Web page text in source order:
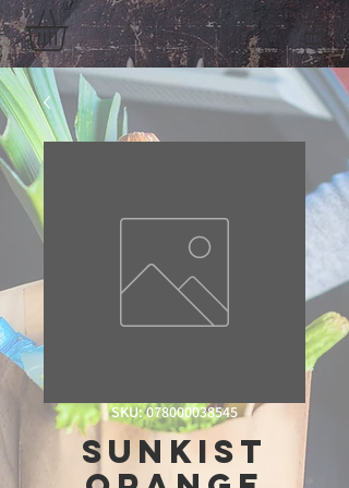
SKU: 078000038545
Sunkist